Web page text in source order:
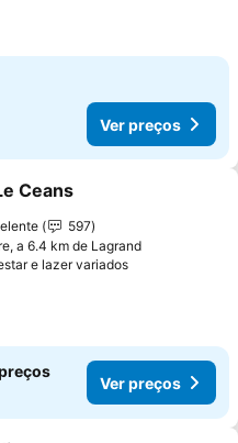
Ver preços
aos favoritos
Ceans
597
a 6.4 km de Lagrand
e lazer variadosVer preços
Ver preços